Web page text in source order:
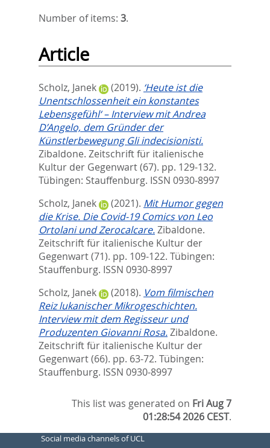
Number of items: 3.
Article
Scholz, Janek (2019). ‘Heute ist die
Unentschlossenheit ein konstantes
Lebensgefühl‘ – Interview mit Andrea
D’Angelo, dem Gründer der
Künstlerbewegung Gli indecisionisti.
Zibaldone. Zeitschrift für italienische
Kultur der Gegenwart (67). pp. 129-132.
Tübingen: Stauffenburg. ISSN 0930-8997
Scholz, Janek
(2021). Mit Humor gegen
die Krise. Die Covid-19 Comics von Leo
Ortolani und Zerocalcare.Zibaldone.
Zeitschrift für italienische Kultur der
Gegenwart (71). pp. 109-122. Tübingen:
Stauffenburg. ISSN 0930-8997
Scholz, Janek
(2018). Vom filmischen
Reiz lukanischer Mikrogeschichten.
Interview mit dem Regisseur und
Produzenten Giovanni Rosa.Zibaldone.
Zeitschrift für italienische Kultur der
Gegenwart (66). pp. 63-72. Tübingen:
Stauffenburg. ISSN 0930-8997
This list was generated on Fri Aug 7
01:28:54 2026 CEST.
Social media channels of UCL